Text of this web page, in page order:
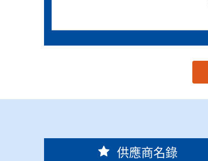
供應商名錄